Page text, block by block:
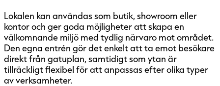
Lokalen kan användas som butik, showroom eller
kontor och ger goda möjligheter att skapa en
välkomnande miljö med tydlig närvaro mot området.
Den egna entrén gör det enkelt att ta emot besökare
direkt från gatuplan, samtidigt som ytan är
tillräckligt flexibel för att anpassas efter olika typer
av verksamheter.